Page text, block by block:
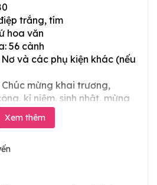
trắng, tím
hoa văn
56 cành
và các phụ kiện khác (nếu
Chúc mừng khai trương,
kỉ niệm, sinh nhật, mừng
gia và các ngày lễ tết trong
Xem thêm